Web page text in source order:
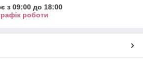
з 09:00 до 18:00
роботи